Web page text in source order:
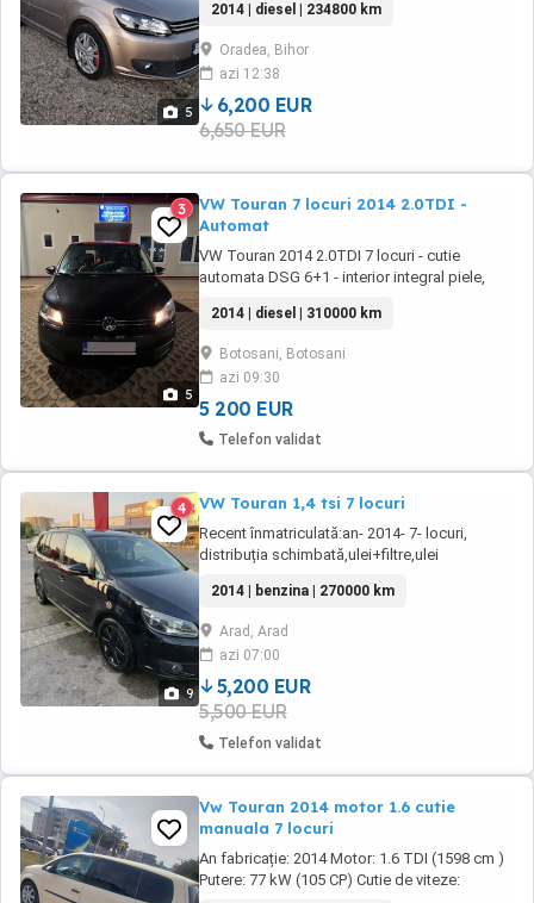
5
foarte bună ofer fiscal pe loc mai multe detalii
în privat sau la telefon
2014 | diesel | 234800 km
Oradea, Bihor
azi 12:38
6,200 EUR
6,650 EUR
5
3
VW Touran 7 locuri 2014 2.0TDI -
Automat
VW Touran 2014 2.0TDI 7 locuri - cutie
automata DSG 6+1 - interior integral piele,
electric - geamuri electrice - scaune față
încălzite - climatizare spate - AC funcțional -
cotieră față | spate - închidere centralizată pe
cheie
2014 | diesel | 310000 km
Botosani, Botosani
azi 09:30
5 200 EUR
Telefon validat
9
4 VW Touran 1,4 tsi 7 locuri
Recent înmatriculată:an- 2014- 7- locuri,
distribuția schimbată,ulei+filtre,ulei
270000,navi,încălzire scaune,pilot
automat,senzori parcare fata spate, etc pt
detali la tel
2014 | benzina | 270000 km
Arad, Arad
azi 07:00
5,200 EUR
5,500 EUR
Telefon validat
Vw Touran 2014 motor 1.6 cutie
manuala 7 locuri
An fabricație: 2014 Motor: 1.6 TDI (1598 cm )
Putere: 77 kW (105 CP) Cutie de viteze: